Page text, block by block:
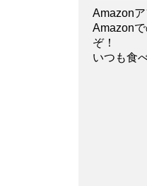
Amazon
Amazon
ぞ！
いつも食